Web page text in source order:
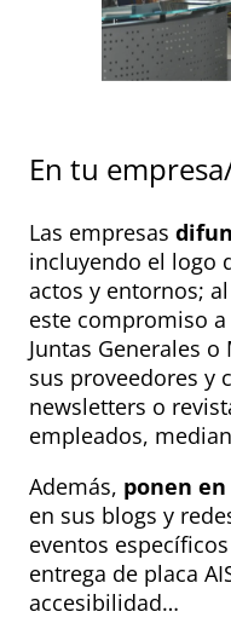
En tu
Las empresas
incluyendo el logo
actos y entornos;
este compromiso
Juntas Generales
sus proveedores y
newsletters o
empleados,
Además, ponen
en sus blogs y
eventos
entrega de placa
accesibilidad…